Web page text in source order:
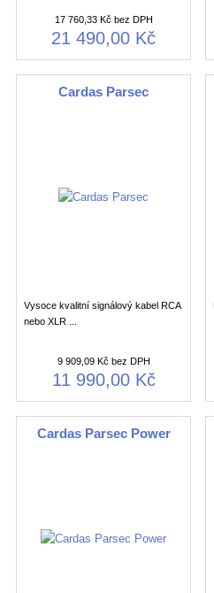
17 760,33 Kč bez DPH
21 490,00 Kč
Cardas Parsec
Vysoce kvalitní signálový kabel RCA
nebo XLR ...
9 909,09 Kč bez DPH
11 990,00 Kč
Cardas Parsec Power